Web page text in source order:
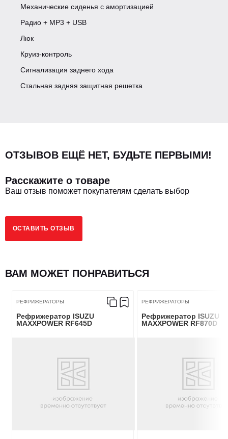
Экологический класс
ХОЛОДИЛЬНАЯ УСТАНОВКА
Механические сиденья с амортизацией
Радио + MP3 + USB
Люк
Круиз-контроль
Сигнализация заднего хода
Стальная задняя защитная решетка
ОТЗЫВОВ ЕЩЁ НЕТ, БУДЬТЕ ПЕРВЫМИ!
Расскажите о товаре
Ваш отзыв поможет покупателям сделать выбор
ОСТАВИТЬ ОТЗЫВ
ВАМ МОЖЕТ ПОНРАВИТЬСЯ
РЕФРИЖЕРАТОРЫ
Рефрижератор ISUZU
MAXXPOWER RF645D
РЕФРИЖЕРАТОРЫ
Рефрижератор ISUZU
MAXXPOWER RF870D